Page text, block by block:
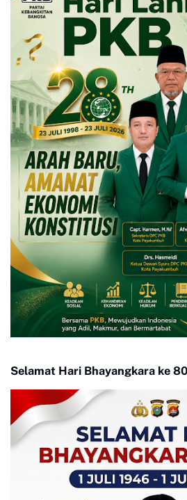
Selamat Hari Bhayangkara ke 80